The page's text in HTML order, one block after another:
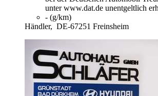
unter www.dat.de unentgeltlich
- (g/km)
Händler, DE-67251 Freinsheim